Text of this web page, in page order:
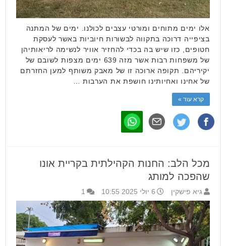
אלו ימים מתוחים ומורטי עצבים לכולנו. ימים של המתנה
בציפייה דרוכה בתקווה לבשורות חיוביות באשר לעסקת
חטופים, כזו שיש בה בכדי להחזיר אוויר לנשימה לריאותיהן
של משפחות רבות אשר מזה 639 ימים מצפות לשובם של
יקיריהם. תקופה ארוכה זו של מאבק משותף למען החזרתם
של אחינו ואחיותינו חושפת את הערבות …
קרא עוד »
מכל הלב: החנות הקהילתית בקריית אונו
שהפכה למותג
גיא פישקין 6 יולי 2025 10:55 1